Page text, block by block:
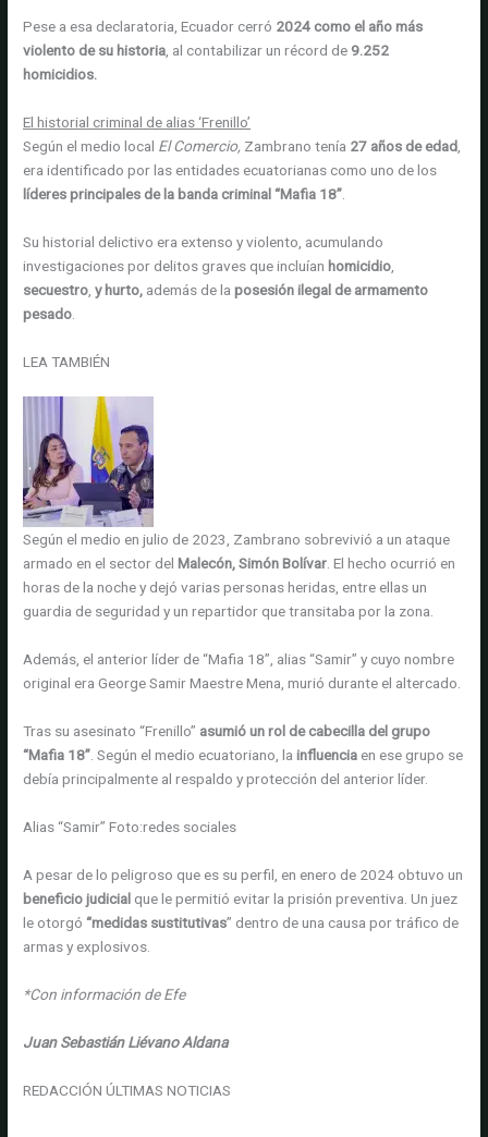
Pese a esa declaratoria, Ecuador cerró 2024 como el año más
violento de su historia , al contabilizar un récord de 9.252
homicidios.
El historial criminal de alias ‘Frenillo’
Según el medio local El Comercio, Zambrano tenía 27 años de edad
era identificado por las entidades ecuatorianas como uno de los
líderes principales de la banda criminal“Mafia 18”
Su historial delictivo era extenso y violento, acumulando
investigaciones por delitos graves que incluían homicidio
secuestro ,y hurto, además de laposesión ilegal de armamento
pesado
LEA TAMBIÉN
Según el medio en julio de 2023, Zambrano sobrevivió a un ataque
armado en el sector delMalecón, Simón Bolívar. El hecho ocurrió en
horas de la noche y dejó varias personas heridas, entre ellas un
guardia de seguridad y un repartidor que transitaba por la zona.
Además, el anterior líder de “Mafia 18”, alias “Samir” y cuyo nombre
original era George Samir Maestre Mena, murió durante el altercado.
Tras su asesinato “Frenillo” asumió un rol de cabecilla del grupo
“Mafia 18” . Según el medio ecuatoriano, lainfluencia en ese grupo se
debía principalmente al respaldo y protección del anterior líder.
Alias “Samir” Foto:redes sociales
A pesar de lo peligroso que es su perfil, en enero de 2024 obtuvo un
beneficio judicial que le permitió evitar la prisión preventiva. Un juez
le otorgó“medidas sustitutivas” dentro de una causa por tráfico de
armas y explosivos.
*Con información de Efe
Juan Sebastián Liévano Aldana
REDACCIÓN ÚLTIMAS NOTICIAS